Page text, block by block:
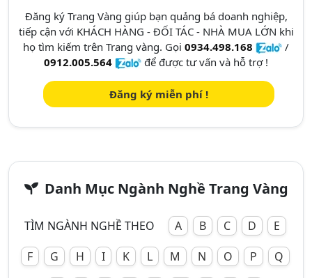
Đăng ký Trang Vàng giúp bạn quảng bá doanh nghiệp,
tiếp cận với KHÁCH HÀNG - ĐỐI TÁC - NHÀ MUA LỚN khi
họ tìm kiếm trên Trang vàng. Gọi 0934.498.168
/
0912.005.564
để được tư vấn và hỗ trợ !
Đăng ký miễn phí !
Danh Mục Ngành Nghề Trang Vàng
TÌM NGÀNH NGHỀ THEO A B C D
E
F
G H I K L M N O P Q